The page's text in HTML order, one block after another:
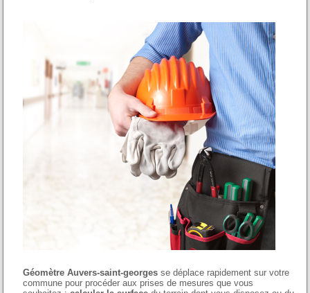
Géomètre Auvers-saint-georges se déplace rapidement sur votre
commune pour procéder aux prises de mesures que vous